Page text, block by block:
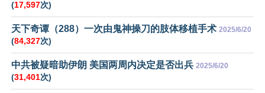
(17,597次)
天下奇谭（288）一次由鬼神操刀的肢体移植手术 2025/6/20
(84,327次)
中共被疑暗助伊朗 美国两周内决定是否出兵 2025/6/20
(31,401次)